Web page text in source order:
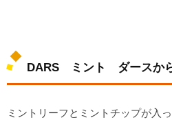
DARS ミント ダースか
ミントリーフとミントチップが入っ